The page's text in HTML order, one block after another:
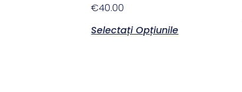
€40.00
Selectați Opțiunile